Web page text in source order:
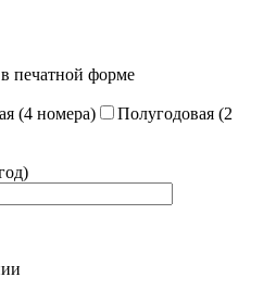
в печатной форме
(4 номера)
Полугодовая (2